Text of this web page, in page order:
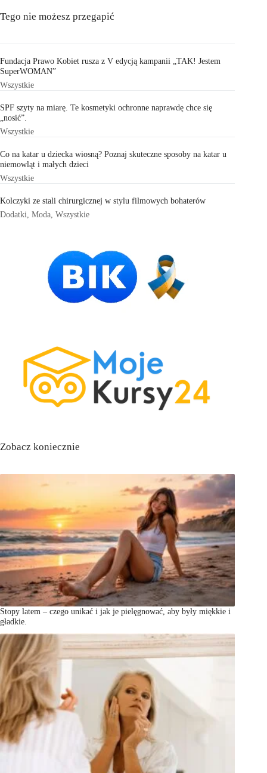
Tego nie możesz przegapić
Fundacja Prawo Kobiet rusza z V edycją kampanii „TAK! Jestem
SuperWOMAN”
Wszystkie
SPF szyty na miarę. Te kosmetyki ochronne naprawdę chce się
„nosić”.
Wszystkie
Co na katar u dziecka wiosną? Poznaj skuteczne sposoby na katar u
niemowląt i małych dzieci
Wszystkie
Kolczyki ze stali chirurgicznej w stylu filmowych bohaterów
Dodatki Moda Wszystkie
Zobacz koniecznie
Stopy latem – czego unikać i jak je pielęgnować, aby były miękkie i
gładkie.